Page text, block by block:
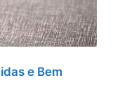
e Bem